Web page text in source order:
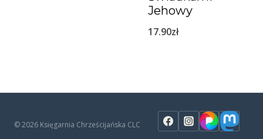
Jehowy
17.90zł
© 2026 Księgarnia Chrześcijańska CLC